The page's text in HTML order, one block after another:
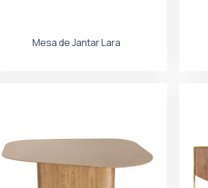
Mesa de Jantar Lara